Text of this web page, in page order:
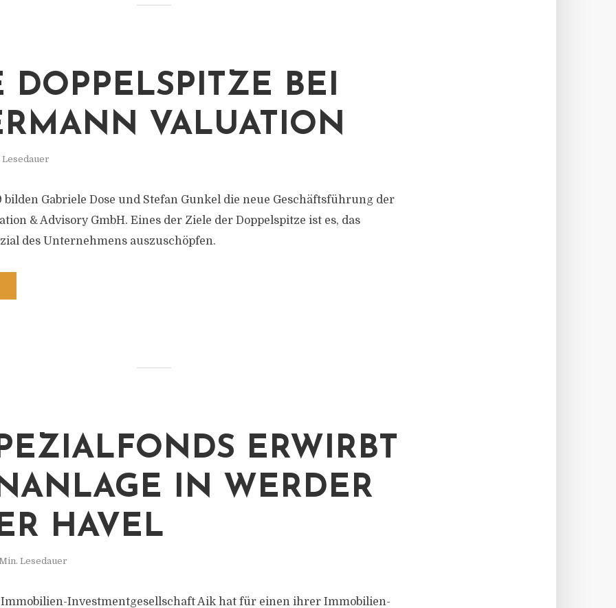
DOPPELSPITZE BEI
VALUATION
Lesedauer
bilden Gabriele Dose und Stefan Gunkel die neue Geschäftsführung der
& Advisory GmbH. Eines der Ziele der Doppelspitze ist es, das
des Unternehmens auszuschöpfen.
ERWIRBT
IN WERDER
HAVEL
Lesedauer
Investmentgesellschaft Aik hat für einen ihrer Immobilien-